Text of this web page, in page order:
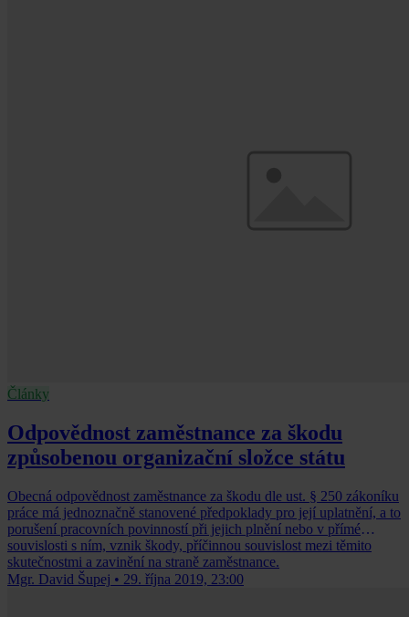
Články
Odpovědnost zaměstnance za škodu
způsobenou organizační složce státu
Obecná odpovědnost zaměstnance za škodu dle ust. § 250 zákoníku
práce má jednoznačně stanovené předpoklady pro její uplatnění, a to
porušení pracovních povinností při jejich plnění nebo v přímé
souvislosti s ním, vznik škody, příčinnou souvislost mezi těmito
skutečnostmi a zavinění na straně zaměstnance.
Mgr. David Šupej • 29. října 2019, 23:00